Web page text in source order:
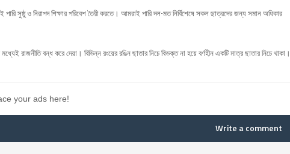
সুষ্ঠু ও নিরাপদ শিক্ষার পরিবেশ তৈরী করতে। আমরাই পারি দল-মত নির্বিশেষে সকল ছাত্রদের জন্য সমান অধিকার
বন্ধ করে দেয়া। বিভিন্ন রংয়ের রঙিন ছাতার নিচে বিভক্ত না হয়ে বর্ণহীন একটি মাত্র ছাতার নিচে থাকা।
your ads here!
Write a comment